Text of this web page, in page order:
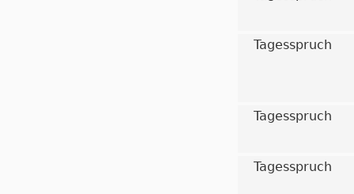
Tagesspruch
Tagesspruch
Tagesspruch